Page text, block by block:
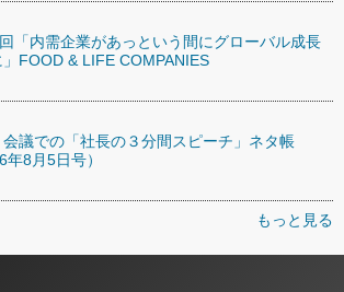
「内需企業があっという間にグローバル成長
FOOD & LIFE COMPANIES
議での「社長の３分間スピーチ」ネタ帳
年8月5日号）
もっと見る